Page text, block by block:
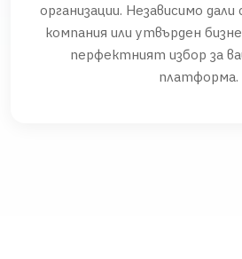
организации. Независимо
компания или утвърден
перфектният избор за
платформа.